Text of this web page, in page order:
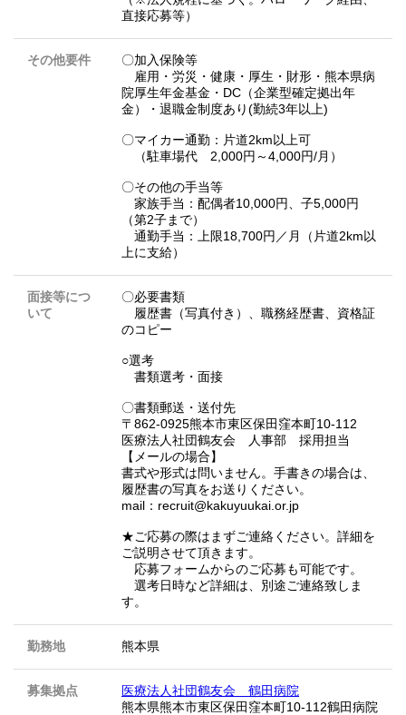
直接応募等）
その他要件
〇加入保険等
雇用・労災・健康・厚生・財形・熊本県病
院厚生年金基金・DC（企業型確定拠出年
金）・退職金制度あり(勤続3年以上)
〇マイカー通勤：片道2km以上可
（駐車場代 2,000円～4,000円/月）
〇その他の手当等
家族手当：配偶者10,000円、子5,000円
（第2子まで）
通勤手当：上限18,700円／月（片道2km以
上に支給）
面接等につ
いて
〇必要書類
履歴書（写真付き）、職務経歴書、資格証
のコピー
○選考
書類選考・面接
〇書類郵送・送付先
〒862-0925熊本市東区保田窪本町10-112
医療法人社団鶴友会 人事部 採用担当
【メールの場合】
書式や形式は問いません。手書きの場合は、
履歴書の写真をお送りください。
mail：recruit@kakuyuukai.or.jp
★ご応募の際はまずご連絡ください。詳細を
ご説明させて頂きます。
応募フォームからのご応募も可能です。
選考日時など詳細は、別途ご連絡致しま
す。
勤務地 熊本県
募集拠点
医療法人社団鶴友会 鶴田病院
熊本県熊本市東区保田窪本町10-112鶴田病院